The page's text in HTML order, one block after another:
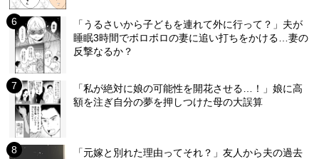
「うるさいから子どもを連れて外に行って？」夫が
睡眠3時間でボロボロの妻に追い打ちをかける…妻の
反撃なるか？
「私が絶対に娘の可能性を開花させる…！」娘に高
額を注ぎ自分の夢を押しつけた母の大誤算
「元嫁と別れた理由ってそれ？」友人から夫の過去